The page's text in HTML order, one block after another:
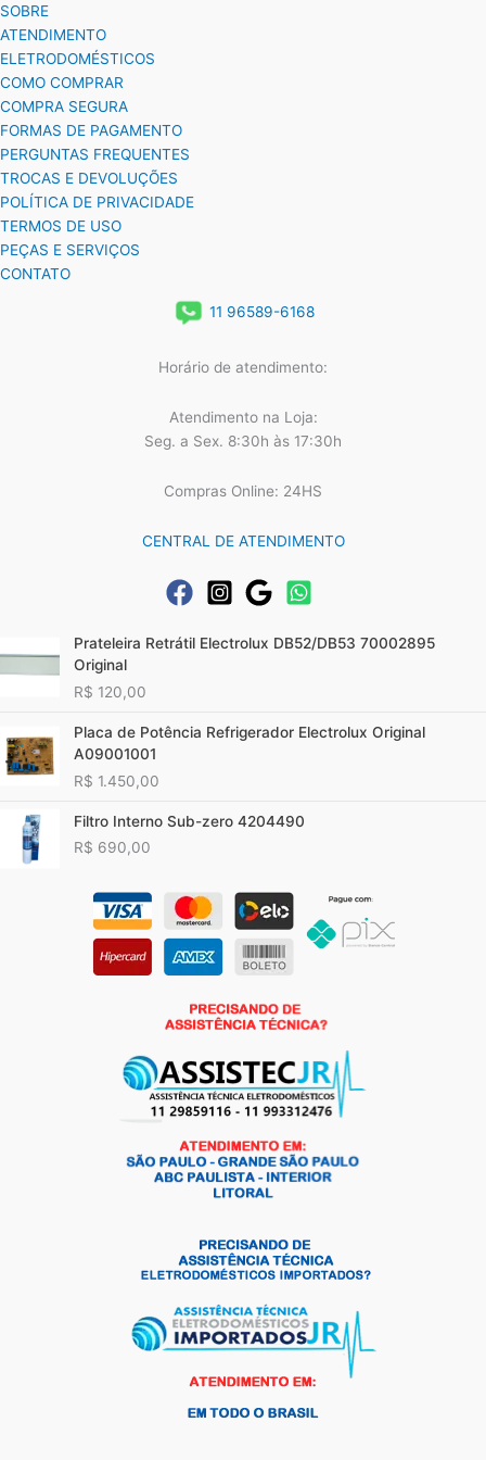
SOBRE
ATENDIMENTO
ELETRODOMÉSTICOS
COMO COMPRAR
COMPRA SEGURA
FORMAS DE PAGAMENTO
PERGUNTAS FREQUENTES
TROCAS E DEVOLUÇÕES
POLÍTICA DE PRIVACIDADE
TERMOS DE USO
PEÇAS E SERVIÇOS
CONTATO
11 96589-6168
Horário de atendimento:
Atendimento na Loja:
Seg. a Sex. 8:30h às 17:30h
Compras Online: 24HS
CENTRAL DE ATENDIMENTO
Prateleira Retrátil Electrolux DB52/DB53 70002895
Original
R$ 120,00
Placa de Potência Refrigerador Electrolux Original
A09001001
R$ 1.450,00
Filtro Interno Sub-zero 4204490
R$ 690,00